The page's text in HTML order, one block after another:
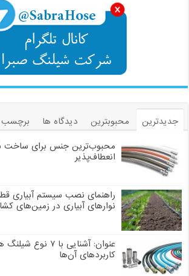
جدیدترین محبوبترین دیدگاه ها
برچسب
محبوب‌ترین جنس برای ساخت
انعطاف‌پذیر
راهنمای نصب سیستم آبیاری
نوارهای آبیاری در زمین‌های
عنوان: آشنایی با ۷
کاربردهای آن‌ها